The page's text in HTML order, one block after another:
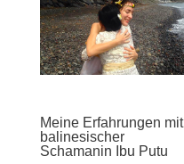
Meine Erfahrungen mit
balinesischer
Schamanin Ibu Putu